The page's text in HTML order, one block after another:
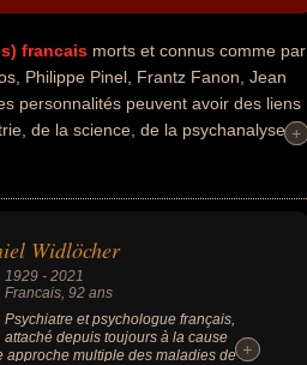
francais morts et connus comme par
Philippe Pinel, Frantz Fanon, Jean
personnalités peuvent avoir des liens
de la science, de la psychanalyse,+
+
Widlöcher
1929 -2021
Francais, 92 ans
Psychiatre et psychologue français,
attaché depuis toujours à la cause
approche multiple des maladies de +
+